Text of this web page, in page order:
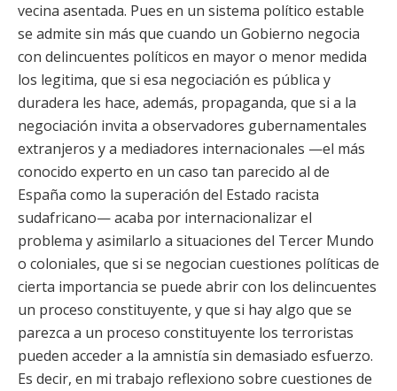
vecina asentada. Pues en un sistema político estable
se admite sin más que cuando un Gobierno negocia
con delincuentes políticos en mayor o menor medida
los legitima, que si esa negociación es pública y
duradera les hace, además, propaganda, que si a la
negociación invita a observadores gubernamentales
extranjeros y a mediadores internacionales —el más
conocido experto en un caso tan parecido al de
España como la superación del Estado racista
sudafricano— acaba por internacionalizar el
problema y asimilarlo a situaciones del Tercer Mundo
o coloniales, que si se negocian cuestiones políticas de
cierta importancia se puede abrir con los delincuentes
un proceso constituyente, y que si hay algo que se
parezca a un proceso constituyente los terroristas
pueden acceder a la amnistía sin demasiado esfuerzo.
Es decir, en mi trabajo reflexiono sobre cuestiones de